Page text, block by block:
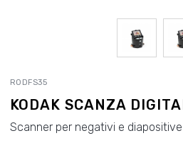
RODFS35
KODAK SCANZA
Scanner per negativi e diapositive